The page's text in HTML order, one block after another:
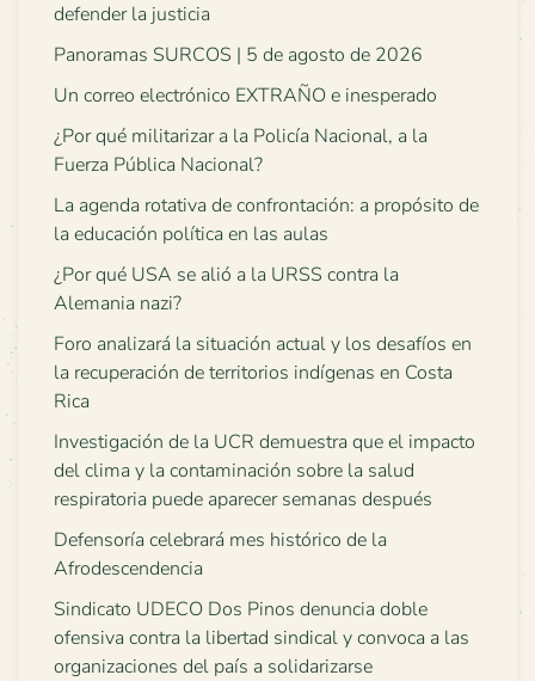
defender la justicia
Panoramas SURCOS | 5 de agosto de 2026
Un correo electrónico EXTRAÑO e inesperado
¿Por qué militarizar a la Policía Nacional, a la
Fuerza Pública Nacional?
La agenda rotativa de confrontación: a propósito de
la educación política en las aulas
¿Por qué USA se alió a la URSS contra la
Alemania nazi?
Foro analizará la situación actual y los desafíos en
la recuperación de territorios indígenas en Costa
Rica
Investigación de la UCR demuestra que el impacto
del clima y la contaminación sobre la salud
respiratoria puede aparecer semanas después
Defensoría celebrará mes histórico de la
Afrodescendencia
Sindicato UDECO Dos Pinos denuncia doble
ofensiva contra la libertad sindical y convoca a las
organizaciones del país a solidarizarse